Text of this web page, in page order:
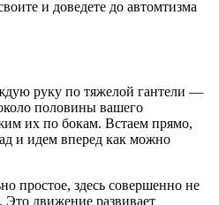
и доведете до автомтизма
руку по тяжелой гантели —
половины вашего
их по бокам. Встаем прямо,
и идем вперед как можно
простое, здесь совершенно не
Это движение развивает